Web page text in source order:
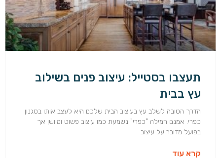
תעצבו בסטייל: עיצוב פנים בשילוב
עץ בבית
הדרך הטובה לשלב עץ בעיצוב הבית שלכם היא לעצב אותו בסגנון
כפרי. אמנם המילה "כפרי" נשמעת כמו עיצוב פשוט ומיושן אך
בפועל מדובר על עיצוב
קרא עוד